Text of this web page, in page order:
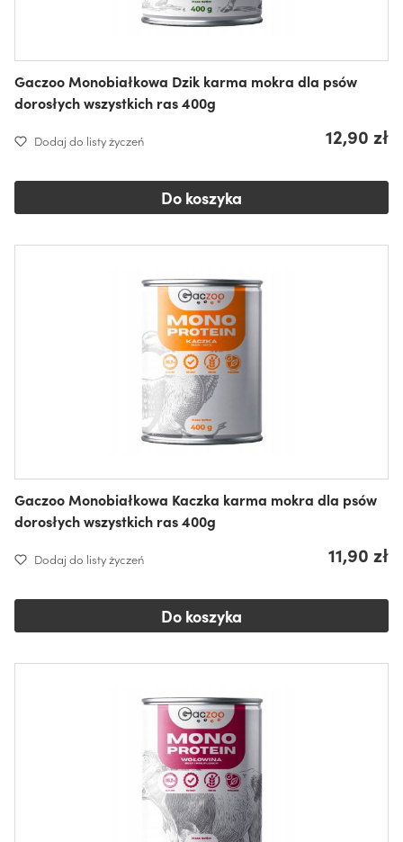
Gaczoo Monobiałkowa Dzik karma mokra dla psów
dorosłych wszystkich ras 400g
Dodaj do listy życzeń 12,90 zł
Do koszyka
Gaczoo Monobiałkowa Kaczka karma mokra dla psów
dorosłych wszystkich ras 400g
Dodaj do listy życzeń 11,90 zł
Do koszyka